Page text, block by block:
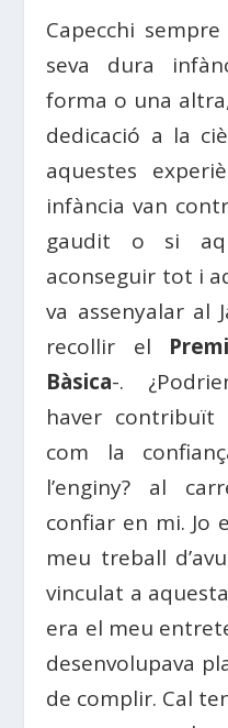
Capecchi
seva dura
forma o una
dedicació a la
aquestes
infància van
gaudit o si
aconseguir tot i
va assenyalar al
recollir el
Bàsica-.
haver contribuït
com la
l’enginy? al
confiar en mi. Jo
meu treball
vinculat a
era el meu
desenvolupava
de complir. Cal